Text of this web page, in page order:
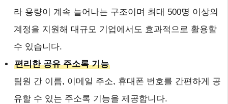
라 용량이 계속 늘어나는 구조이며 최대 500명 이상의
계정을 지원해 대규모 기업에서도 효과적으로 활용할
수 있습니다.
편리한 공유 주소록 기능
팀원 간 이름, 이메일 주소, 휴대폰 번호를 간편하게 공
유할 수 있는 주소록 기능을 제공합니다.